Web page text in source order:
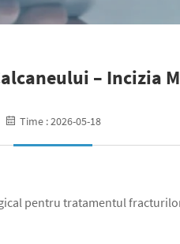
– Incizia
Time : 2026-05-18
pentru tratamentul